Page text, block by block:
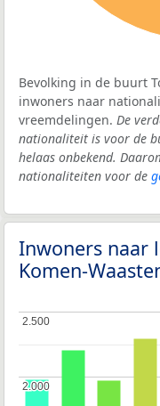
Bevolking in de buurt
inwoners naar
vreemdelingen. De
nationaliteit is voor de
helaas onbekend.
nationaliteiten voor de
Inwoners naar
Komen-
2.000
2.000
2.500
2.500